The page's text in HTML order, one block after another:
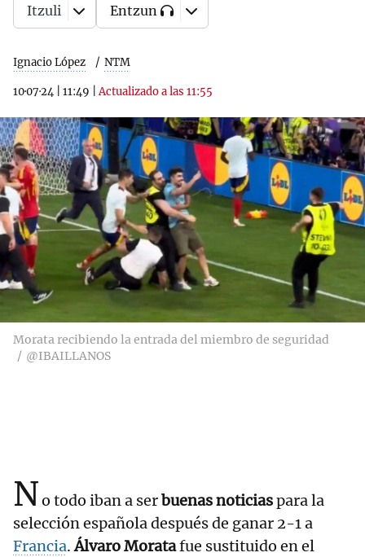
Ignacio López NTM
10·07·24 11:49 |Actualizado a las 11:55
Itzuli Entzun
Morata recibiendo la entrada del miembro de seguridad
@IBAILLANOS
No todo iban a serbuenas noticiaspara la
selección española después de ganar 2-1 a
Francia.Álvaro Moratafue sustituido en el